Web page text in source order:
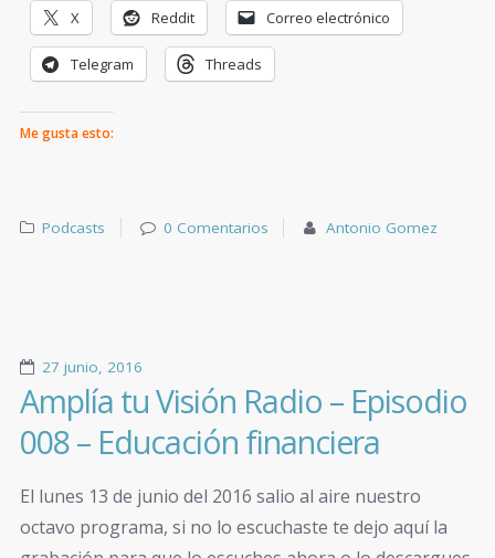
X Reddit Correo electrónico
Telegram Threads
Me gusta esto:
Podcasts 0 Comentarios Antonio Gomez
27 junio, 2016
Amplía tu Visión Radio – Episodio
008 – Educación financiera
El lunes 13 de junio del 2016 salio al aire nuestro
octavo programa, si no lo escuchaste te dejo aquí la